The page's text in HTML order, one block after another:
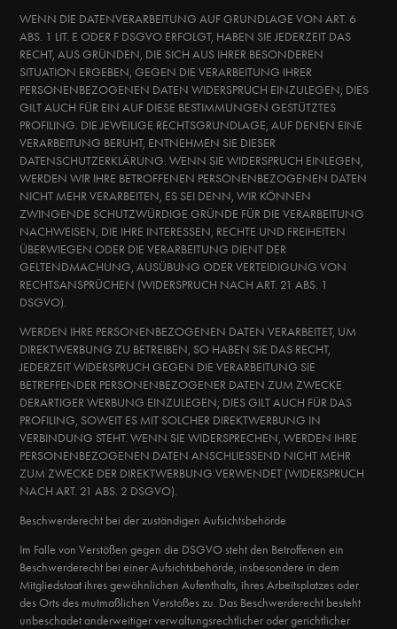
WENN DIE DATENVERARBEITUNG AUF GRUNDLAGE VON ART. 6
ABS. 1 LIT. E ODER F DSGVO ERFOLGT, HABEN SIE JEDERZEIT DAS
RECHT, AUS GRÜNDEN, DIE SICH AUS IHRER BESONDEREN
SITUATION ERGEBEN, GEGEN DIE VERARBEITUNG IHRER
PERSONENBEZOGENEN DATEN WIDERSPRUCH EINZULEGEN; DIES
GILT AUCH FÜR EIN AUF DIESE BESTIMMUNGEN GESTÜTZTES
PROFILING. DIE JEWEILIGE RECHTSGRUNDLAGE, AUF DENEN EINE
VERARBEITUNG BERUHT, ENTNEHMEN SIE DIESER
DATENSCHUTZERKLÄRUNG. WENN SIE WIDERSPRUCH EINLEGEN,
WERDEN WIR IHRE BETROFFENEN PERSONENBEZOGENEN DATEN
NICHT MEHR VERARBEITEN, ES SEI DENN, WIR KÖNNEN
ZWINGENDE SCHUTZWÜRDIGE GRÜNDE FÜR DIE VERARBEITUNG
NACHWEISEN, DIE IHRE INTERESSEN, RECHTE UND FREIHEITEN
ÜBERWIEGEN ODER DIE VERARBEITUNG DIENT DER
GELTENDMACHUNG, AUSÜBUNG ODER VERTEIDIGUNG VON
RECHTSANSPRÜCHEN (WIDERSPRUCH NACH ART. 21 ABS. 1
DSGVO).
WERDEN IHRE PERSONENBEZOGENEN DATEN VERARBEITET, UM
DIREKTWERBUNG ZU BETREIBEN, SO HABEN SIE DAS RECHT,
JEDERZEIT WIDERSPRUCH GEGEN DIE VERARBEITUNG SIE
BETREFFENDER PERSONENBEZOGENER DATEN ZUM ZWECKE
DERARTIGER WERBUNG EINZULEGEN; DIES GILT AUCH FÜR DAS
PROFILING, SOWEIT ES MIT SOLCHER DIREKTWERBUNG IN
VERBINDUNG STEHT. WENN SIE WIDERSPRECHEN, WERDEN IHRE
PERSONENBEZOGENEN DATEN ANSCHLIESSEND NICHT MEHR
ZUM ZWECKE DER DIREKTWERBUNG VERWENDET (WIDERSPRUCH
NACH ART. 21 ABS. 2 DSGVO).
Beschwerde­recht bei der zuständigen Aufsichts­behörde
Im Falle von Verstößen gegen die DSGVO steht den Betroffenen ein
Beschwerderecht bei einer Aufsichtsbehörde, insbesondere in dem
Mitgliedstaat ihres gewöhnlichen Aufenthalts, ihres Arbeitsplatzes oder
des Orts des mutmaßlichen Verstoßes zu. Das Beschwerderecht besteht
unbeschadet anderweitiger verwaltungsrechtlicher oder gerichtlicher